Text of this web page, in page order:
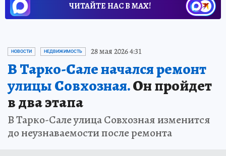
ЧИТАЙТЕ НАС В МАХ!
НОВОСТИ НЕДВИЖИМОСТЬ 28 мая 2026 4:31
В Тарко-Сале начался ремонт
улицы Совхозная.Он пройдет
в два этапа
В Тарко-Сале улица Совхозная изменится
до неузнаваемости после ремонта